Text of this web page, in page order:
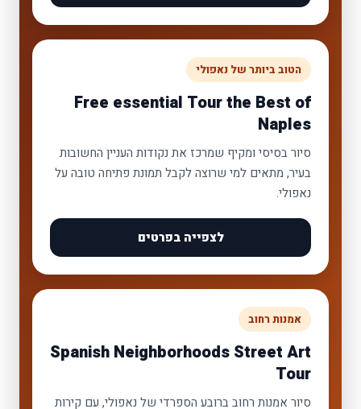
הטוב ביותר של נאפולי
Free essential Tour the Best of
Naples
סיור בסיסי ומקיף שמרכז את נקודות העניין החשובות
בעיר, מתאים למי שרוצה לקבל תמונת פתיחה טובה על
נאפולי.
לצפייה בפרטים
אמנות רחוב
Spanish Neighborhoods Street Art
Tour
סיור אמנות רחוב ברובע הספרדי של נאפולי, עם קירות